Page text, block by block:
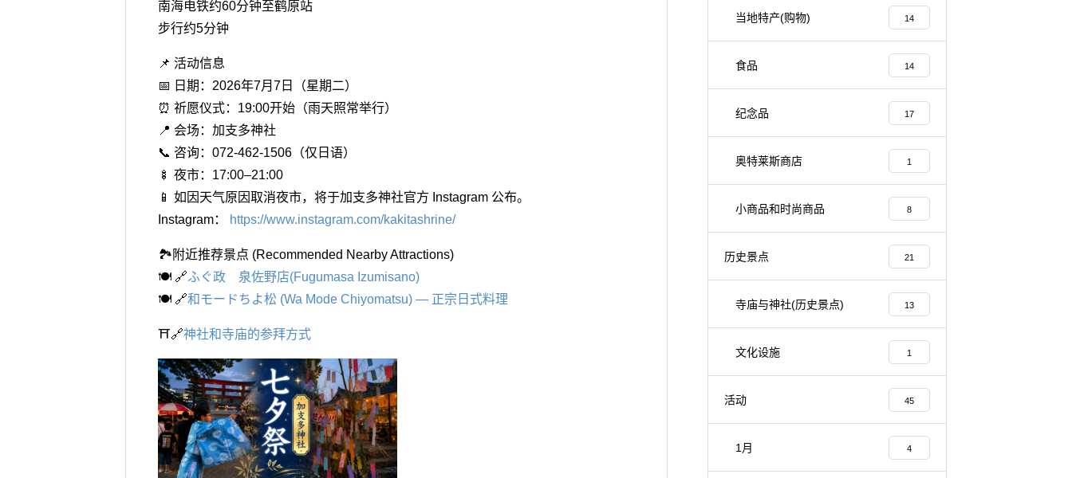
南海电铁约60分钟至鹤原站
步行约5分钟
📌 活动信息
📅 日期：2026年7月7日（星期二）
⏰ 祈愿仪式：19:00开始（雨天照常举行）
📍 会场：加支多神社
📞 咨询：072-462-1506（仅日语）
🍢 夜市：17:00–21:00
📱 如因天气原因取消夜市，将于加支多神社官方 Instagram 公布。
Instagram：
https://www.instagram.com/kakitashrine/
🏞️附近推荐景点 (Recommended Nearby Attractions)
🍽️ 🔗ふぐ政 泉佐野店(Fugumasa Izumisano)
🍽️ 🔗和モードちよ松 (Wa Mode Chiyomatsu) — 正宗日式料理
⛩️🔗神社和寺庙的参拜方式
当地特产(购物) 14
食品 14
纪念品 17
奥特莱斯商店 1
小商品和时尚商品 8
历史景点 21
寺庙与神社(历史景点) 13
文化设施 1
活动 45
1月 4